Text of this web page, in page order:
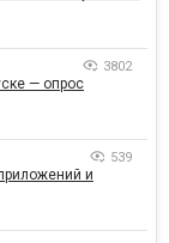
3802
— опрос
539
и